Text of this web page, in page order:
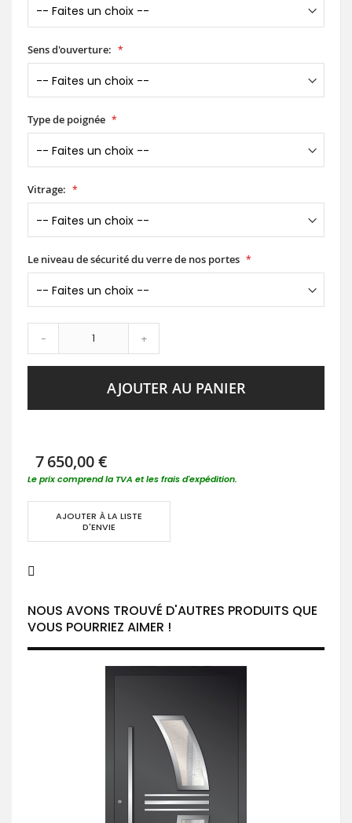
Sens d'ouverture:
Type de poignée
Vitrage:
Le niveau de sécurité du verre de nos portes
- +
AJOUTER AU PANIER
7 650,00 €
Le prix comprend la TVA et les frais d'expédition.
AJOUTER À LA LISTE
D'ENVIE
NOUS AVONS TROUVÉ D'AUTRES PRODUITS QUE
VOUS POURRIEZ AIMER !